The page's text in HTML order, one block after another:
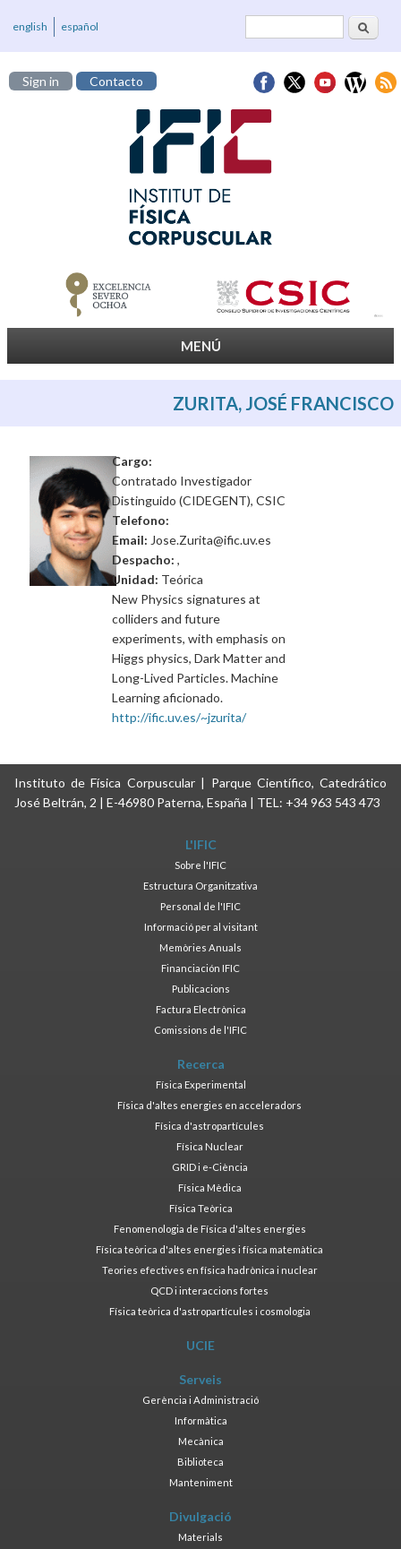
Formulari deCerca
english español
Sign in Contacto
MENÚ
ZURITA, JOSÉ FRANCISCO
Cargo:
Contratado Investigador
Distinguido (CIDEGENT), CSIC
Telefono:
Email: Jose.Zurita@ific.uv.es
Despacho: ,
Unidad: Teórica
New Physics signatures at
colliders and future
experiments, with emphasis on
Higgs physics, Dark Matter and
Long-Lived Particles. Machine
Learning aficionado.
http://ific.uv.es/~jzurita/
Instituto de Física Corpuscular | Parque Científico, Catedrático
José Beltrán, 2 | E-46980 Paterna, España | TEL: +34 963 543 473
L'IFIC
Sobre l'IFIC
Estructura Organitzativa
Personal de l'IFIC
Informació per al visitant
Memòries Anuals
Financiación IFIC
Publicacions
Factura Electrònica
Comissions de l'IFIC
Recerca
Física Experimental
Física d'altes energies en acceleradors
Física d'astropartícules
Física Nuclear
GRID i e-Ciència
Física Mèdica
Física Teòrica
Fenomenologia de Física d'altes energies
Física teòrica d'altes energies i física matemàtica
Teories efectives en física hadrònica i nuclear
QCD i interaccions fortes
Física teòrica d'astropartícules i cosmologia
UCIE
Serveis
Gerència i Administració
Informàtica
Mecànica
Biblioteca
Manteniment
Divulgació
Materials